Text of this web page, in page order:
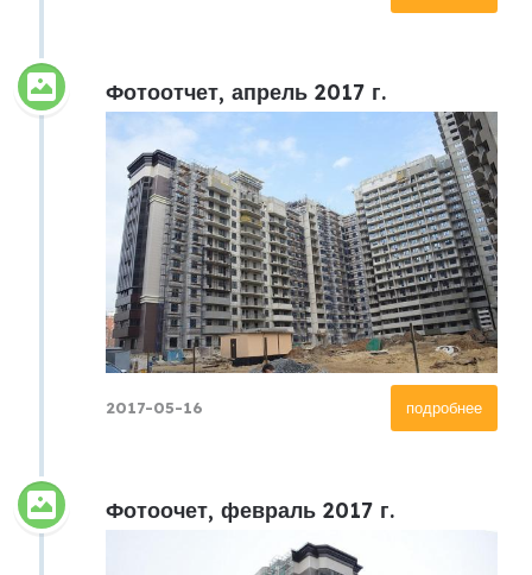
Фотоотчет, апрель 2017 г.
подробнее
2017-05-16
Фотоочет, февраль 2017 г.